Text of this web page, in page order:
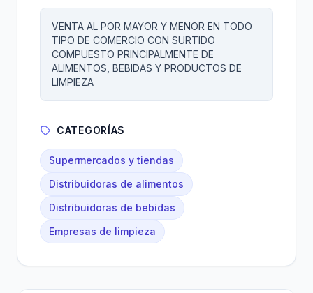
VENTA AL POR MAYOR Y MENOR EN TODO
TIPO DE COMERCIO CON SURTIDO
COMPUESTO PRINCIPALMENTE DE
ALIMENTOS, BEBIDAS Y PRODUCTOS DE
LIMPIEZA
CATEGORÍAS
Supermercados y tiendas
Distribuidoras de alimentos
Distribuidoras de bebidas
Empresas de limpieza